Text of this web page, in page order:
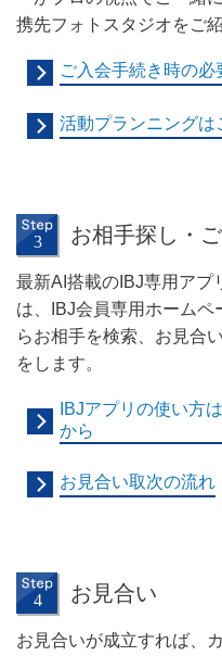
携先フォトスタジオをご
ご入会手続き時の
活動プランニングは
お相手探し・
最新AI搭載のIBJ専用アプ
は、IBJ会員専用ホームペ
らお相手を検索、お見合
をします。
IBJアプリの使い方
から
お見合い取次の流れ
お見合い
お見合いが成立すれば、